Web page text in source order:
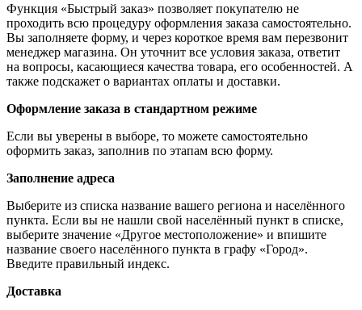
Функция «Быстрый заказ» позволяет покупателю не
проходить всю процедуру оформления заказа самостоятельно.
Вы заполняете форму, и через короткое время вам перезвонит
менеджер магазина. Он уточнит все условия заказа, ответит
на вопросы, касающиеся качества товара, его особенностей. А
также подскажет о вариантах оплаты и доставки.
Оформление заказа в стандартном режиме
Если вы уверены в выборе, то можете самостоятельно
оформить заказ, заполнив по этапам всю форму.
Заполнение адреса
Выберите из списка название вашего региона и населённого
пункта. Если вы не нашли свой населённый пункт в списке,
выберите значение «Другое местоположение» и впишите
название своего населённого пункта в графу «Город».
Введите правильный индекс.
Доставка